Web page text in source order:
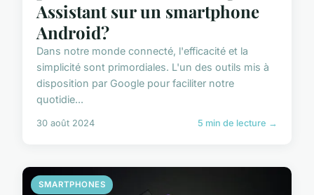
Assistant sur un smartphone
Android?
Dans notre monde connecté, l'efficacité et la
simplicité sont primordiales. L'un des outils mis à
disposition par Google pour faciliter notre
quotidie...
30 août 2024 5 min de lecture →
SMARTPHONES